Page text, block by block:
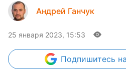
Андрей Ганчук
25 января 2023, 15:53
Подпишитесь